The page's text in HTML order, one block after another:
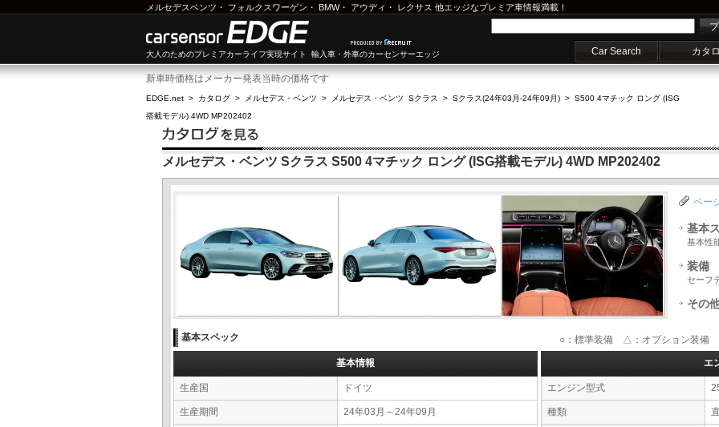
メルセデスベンツ ・ フォルクスワーゲン ・ BMW・ アウディ ・ レクサス 他エッジなプレミア車情報満載！
大人のためのプレミアカーライフ実現サイト 輸入車・外車のカーセンサーエッジ Car Search カタ
新車時価格はメーカー発表当時の価格です
EDGE.net > カタログ > メルセデス・ベンツ > メルセデス・ベンツ Sクラス > Sクラス(24年03月-24年09月) > S500 4マチック ロング (ISG
搭載モデル) 4WD MP202402
メルセデス・ベンツ Sクラス S500 4マチック ロング (ISG搭載モデル) 4WD MP202402
ペー
基本
基本性
装備
セーフ
その
基本スペック ○：標準装備 △：オプション装備 -
基本情報
生産国 ドイツ
生産期間 24年03月～24年09月
エ
エンジン型式
種類